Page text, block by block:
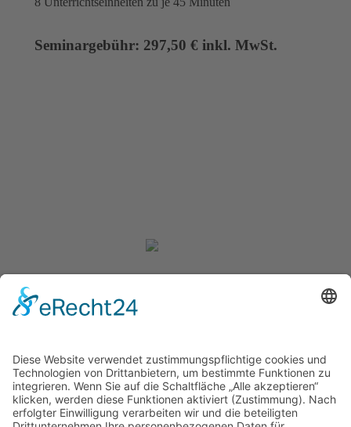
Seminargebühr: 297,50 € inkl. MwSt.